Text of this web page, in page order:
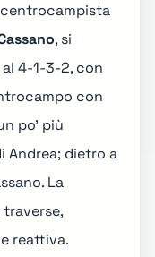
, si
4-1-3-2, con
con
po' più
Andrea; dietro a
La
reattiva.